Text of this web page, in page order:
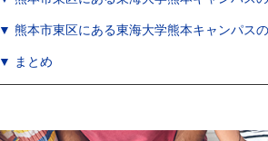
▼ 熊本市東区にある東海大学熊本キャンパス
▼ まとめ